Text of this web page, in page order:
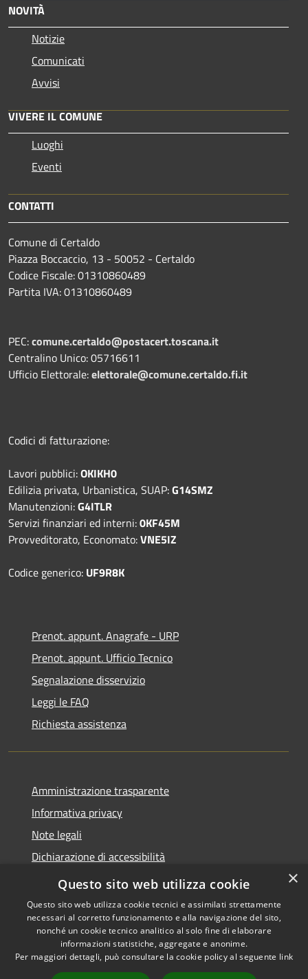
NOVITÀ
Notizie
Comunicati
Avvisi
VIVERE IL COMUNE
Luoghi
Eventi
CONTATTI
Comune di Certaldo
Piazza Boccaccio, 13 - 50052 - Certaldo
Codice Fiscale: 01310860489
Partita IVA: 01310860489
PEC:comune.certaldo@postacert.toscana.it
Centralino Unico: 05716611
Ufficio Elettorale:elettorale@comune.certaldo.fi.it
Codici di fatturazione:
Lavori pubblici:OKIKH0
Edilizia privata, Urbanistica, SUAP:G14SMZ
Manutenzioni:G4ITLR
Servizi finanziari ed interni:0KF45M
Provveditorato, Economato:VNE5IZ
Codice generico: UF9R8K
Prenot. appunt. Anagrafe - URP
Prenot. appunt. Ufficio Tecnico
Segnalazione disservizio
Leggi le FAQ
Richiesta assistenza
Amministrazione trasparente
Informativa privacy
Note legali
Dichiarazione di accessibilità
Whistleblowing
Accessibilità
Copyright © 2026 • Comune di
Certaldo • Powered by
×
Questo sito web utilizza cookie
Questo sito web utilizza cookie tecnici e assimilati strettamente
necessari al corretto funzionamento e alla navigazione del sito,
nonché un cookie tecnico analitico al solo fine di elaborare
informazioni statistiche, aggregate e anonime.
Per maggiori dettagli, può consultare la cookie policy al seguente link